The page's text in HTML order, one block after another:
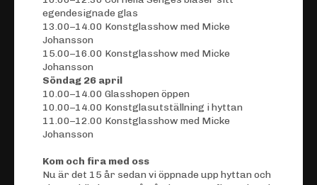
egendesignade glas
13.00–14.00 Konstglasshow med Micke
Johansson
15.00–16.00 Konstglasshow med Micke
Johansson
Söndag 26 april
10.00–14.00 Glasshopen öppen
10.00–14.00 Konstglasutställning i hyttan
11.00–12.00 Konstglasshow med Micke
Johansson
Kom och fira med oss
Nu är det 15 år sedan vi öppnade upp hyttan och